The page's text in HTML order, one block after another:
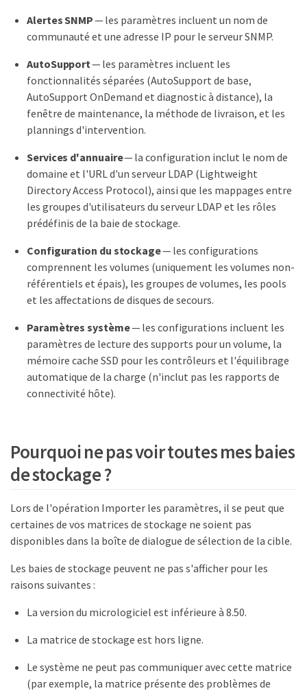
Alertes SNMP— les paramètres incluent un nom de
communauté et une adresse IP pour le serveur SNMP.
AutoSupport— les paramètres incluent les
fonctionnalités séparées (AutoSupport de base,
AutoSupport OnDemand et diagnostic à distance), la
fenêtre de maintenance, la méthode de livraison, et les
plannings d'intervention.
Services d'annuaire— la configuration inclut le nom de
domaine et l'URL d'un serveur LDAP (Lightweight
Directory Access Protocol), ainsi que les mappages entre
les groupes d'utilisateurs du serveur LDAP et les rôles
prédéfinis de la baie de stockage.
Configuration du stockage— les configurations
comprennent les volumes (uniquement les volumes non-
référentiels et épais), les groupes de volumes, les pools
et les affectations de disques de secours.
Paramètres système— les configurations incluent les
paramètres de lecture des supports pour un volume, la
mémoire cache SSD pour les contrôleurs et l'équilibrage
automatique de la charge (n'inclut pas les rapports de
connectivité hôte).
Pourquoi ne pas voir toutes mes baies
de stockage ?
Lors de l'opération Importer les paramètres, il se peut que
certaines de vos matrices de stockage ne soient pas
disponibles dans la boîte de dialogue de sélection de la cible.
Les baies de stockage peuvent ne pas s'afficher pour les
raisons suivantes :
La version du micrologiciel est inférieure à 8.50.
La matrice de stockage est hors ligne.
Le système ne peut pas communiquer avec cette matrice
(par exemple, la matrice présente des problèmes de